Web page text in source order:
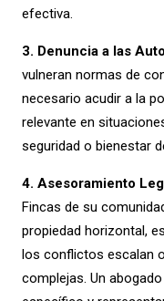
efectiva.
3. Denuncia a las
vulneran normas de
necesario acudir a la
relevante en
seguridad o bienestar
4. Asesoramiento
Fincas de su
propiedad horizontal,
los conflictos escalan
complejas. Un